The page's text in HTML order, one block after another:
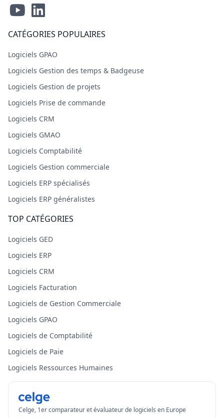
CATÉGORIES POPULAIRES
Logiciels GPAO
Logiciels Gestion des temps & Badgeuse
Logiciels Gestion de projets
Logiciels Prise de commande
Logiciels CRM
Logiciels GMAO
Logiciels Comptabilité
Logiciels Gestion commerciale
Logiciels ERP spécialisés
Logiciels ERP généralistes
TOP CATÉGORIES
Logiciels GED
Logiciels ERP
Logiciels CRM
Logiciels Facturation
Logiciels de Gestion Commerciale
Logiciels GPAO
Logiciels de Comptabilité
Logiciels de Paie
Logiciels Ressources Humaines
Celge, 1er comparateur et évaluateur de logiciels en Europe